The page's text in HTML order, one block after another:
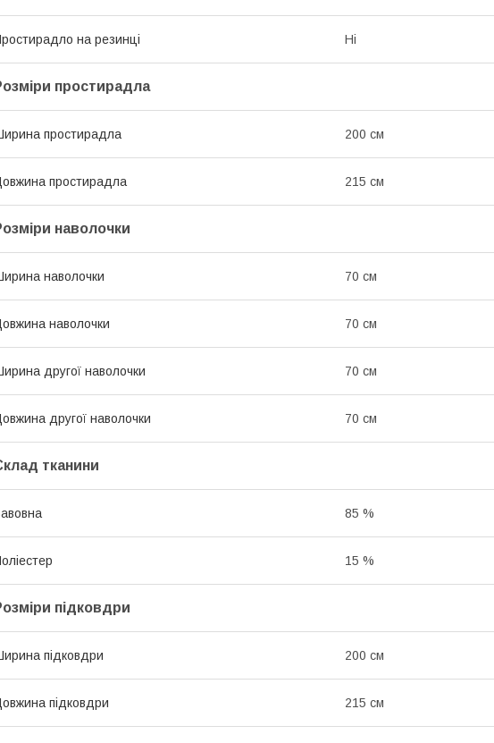
на резинці Ні
простирадла
простирадла 200 см
простирадла 215 см
наволочки
наволочки 70 см
наволочки 70 см
другої наволочки 70 см
другої наволочки 70 см
тканини
85 %
15 %
підковдри
підковдри 200 см
підковдри 215 см